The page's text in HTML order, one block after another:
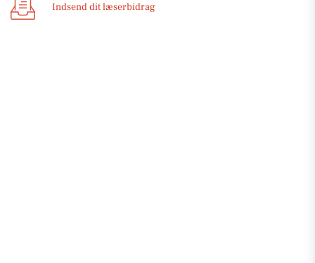
Indsend dit læserbidrag